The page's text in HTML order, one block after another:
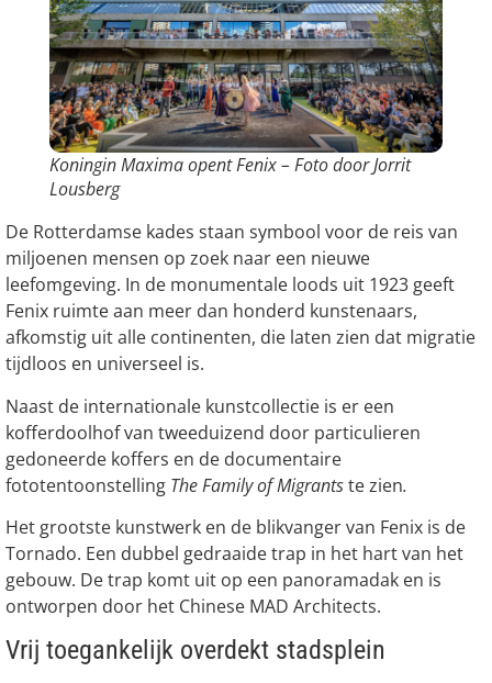
Koningin Maxima opent Fenix – Foto door Jorrit
Lousberg
De Rotterdamse kades staan symbool voor de reis van
miljoenen mensen op zoek naar een nieuwe
leefomgeving. In de monumentale loods uit 1923 geeft
Fenix ruimte aan meer dan honderd kunstenaars,
afkomstig uit alle continenten, die laten zien dat migratie
tijdloos en universeel is.
Naast de internationale kunstcollectie is er een
kofferdoolhof van tweeduizend door particulieren
gedoneerde koffers en de documentaire
fototentoonstelling The Family of Migrantste zien.
Het grootste kunstwerk en de blikvanger van Fenix is de
Tornado. Een dubbel gedraaide trap in het hart van het
gebouw. De trap komt uit op een panoramadak en is
ontworpen door het Chinese MAD Architects.
Vrij toegankelijk overdekt stadsplein